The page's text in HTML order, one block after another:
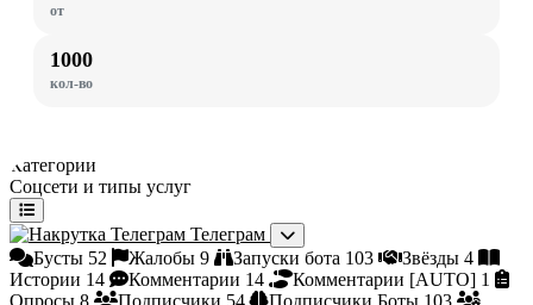
от
1000
кол-во
Категории
Соцсети и типы услуг
Телеграм
Бусты 52 Жалобы 9 Запуски бота 103 Звёзды 4
Истории 14 Комментарии 14 Комментарии [AUTO] 1
Опросы 8 Подписчики 54 Подписчики Боты 103